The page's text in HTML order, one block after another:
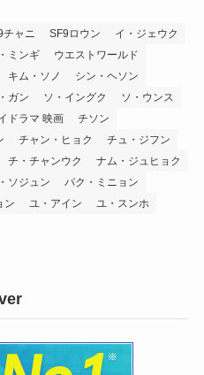
チャニ SF9ロウン
イ・ジェウク
ミンギ
ウエストワールド
キム・ソノ
シン・ヘソン
ガン ソ・イングク
ソ・ウンス
ドラマ 映画
チソン
チャン・ヒョク
チュ・ジフン
チ・チャンウク
ナム・ジュヒョク
ソジュン
パク・ミニョン
ン ユ・アイン
ユ・スンホ